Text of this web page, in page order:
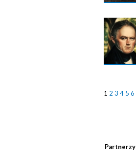
1 2 3 4 5 6
Partnerzy